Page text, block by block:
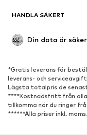
Upcycling
Sneakers
Pumps & högklackade
Sandaler
HANDLA SÄKERT
Din data är
*Gratis leverans för
leverans- och
Lägsta totalpris de
****Kostnadsfritt från
tillkomma när du ringer
******Alla priser inkl. moms.